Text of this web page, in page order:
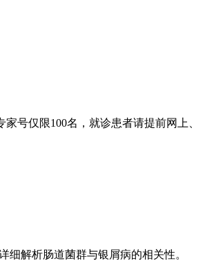
号仅限100名，就诊患者请提前网上、
解析肠道菌群与银屑病的相关性。